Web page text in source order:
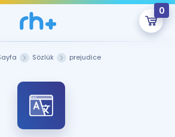
0
Şu An Boş.
sınava hazırlayacak onlarca eğitim seni
bekliyor!
Sözlük prejudice